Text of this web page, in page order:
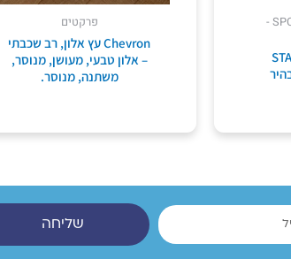
פרקט פולימרי | פרקט SPC -
פרקטים
Chevron עץ אלון, רב שכבתי
– אלון טבעי, מעושן, מנוסר,
משתנה, מנוסר.
שליחה